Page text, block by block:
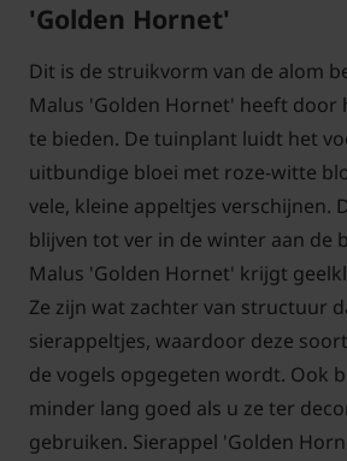
'Golden Hornet'
Dit is de struikvorm van de alom
Malus 'Golden Hornet' heeft door
te bieden. De tuinplant luidt het
uitbundige bloei met roze-witte
vele, kleine appeltjes verschijnen.
blijven tot ver in de winter aan de
Malus 'Golden Hornet' krijgt
Ze zijn wat zachter van structuur
sierappeltjes, waardoor deze
de vogels opgegeten wordt. Ook
minder lang goed als u ze ter
gebruiken. Sierappel 'Golden